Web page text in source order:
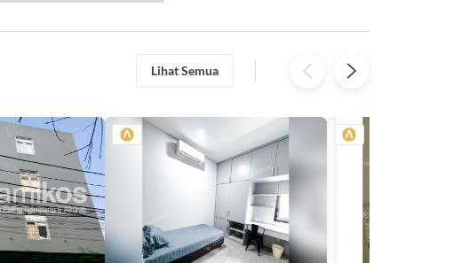
Lihat Semua